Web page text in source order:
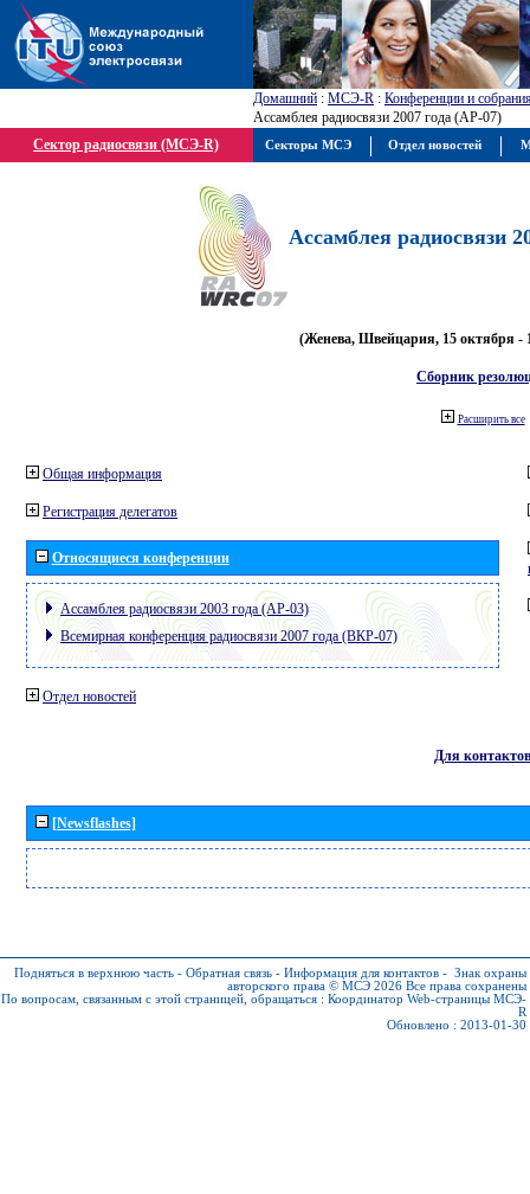
Домашний : МСЭ-R : Конференции и
Ассамблея радиосвязи 2007 года (АР-07)
Сектор радиосвязи (МСЭ-R)
Ассамблея радиосвязи
(Женева, Швейцария, 15 октября -
Сборник
Расширить все
Общая информация
Регистрация делегатов
Относящиеся конференции
Ассамблея радиосвязи 2003 года (АР-03)
Всемирная конференция радиосвязи 2007 года (ВКР-07)
Отдел новостей
Для контактов
[Newsflashes]
Подняться в верхнюю часть - Обратная связь - Информация для контактов - Знак охраны
авторского права © МСЭ 2026 Все права сохранены
По вопросам, связанным с этой страницей, обращаться : Координатор Web-страницы МСЭ-
R
Обновлено : 2013-01-30
Секторы МСЭ Отдел новостей